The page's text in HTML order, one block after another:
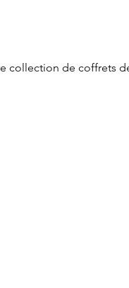
collection de coffrets